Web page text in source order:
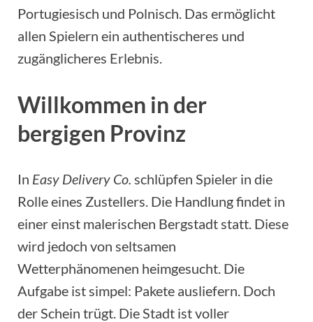
Portugiesisch und Polnisch. Das ermöglicht
allen Spielern ein authentischeres und
zugänglicheres Erlebnis.
Willkommen in der
bergigen Provinz
In Easy Delivery Co. schlüpfen Spieler in die
Rolle eines Zustellers. Die Handlung findet in
einer einst malerischen Bergstadt statt. Diese
wird jedoch von seltsamen
Wetterphänomenen heimgesucht. Die
Aufgabe ist simpel: Pakete ausliefern. Doch
der Schein trügt. Die Stadt ist voller